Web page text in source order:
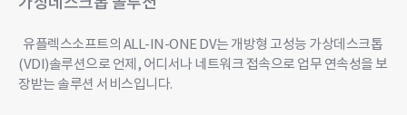
유플렉스소프트의 ALL-IN-ONE DV는 개방형 고성능 가상데스크톱
(VDI)솔루션으로 언제, 어디서나 네트워크 접속으로 업무 연속성을 보
장받는 솔루션 서비스입니다.